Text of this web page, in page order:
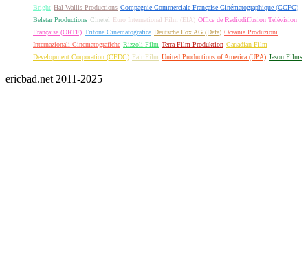
Bright Hal Wallis Productions Compagnie Commerciale Française Cinématographique (CCFC)
Belstar Productions Cinétel Euro International Film (EIA) Office de Radiodiffusion Télévision
Française (ORTF) Tritone Cinematografica Deutsche Fox AG (Defa) Oceania Produzioni
Internazionali Cinematografiche Rizzoli Film Terra Film Produktion Canadian Film
Development Corporation (CFDC) Fair Film United Productions of America (UPA) Jason Films
ericbad.net 2011-2025